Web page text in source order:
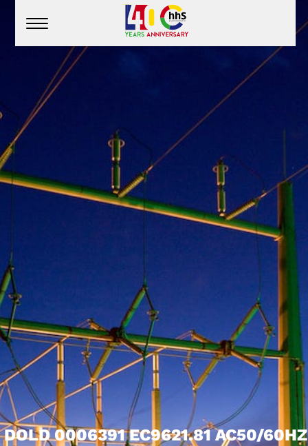
DOLD 0006391 EC9621.81 AC50/60HZ